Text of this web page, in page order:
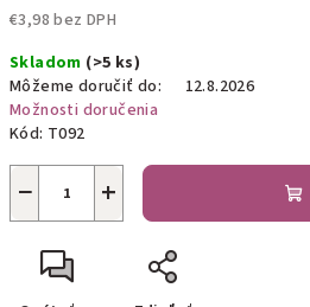
€3,98 bez DPH
cena:
Skladom (>5 ks)
Môžeme doručiť do:
12.8.2026
Možnosti doručenia
Kód: T092
+
−